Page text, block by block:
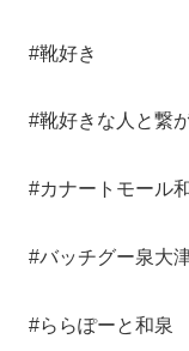
#靴好き
#靴好きな人と繋
#カナートモール
#バッチグー泉大
#ららぽーと和泉